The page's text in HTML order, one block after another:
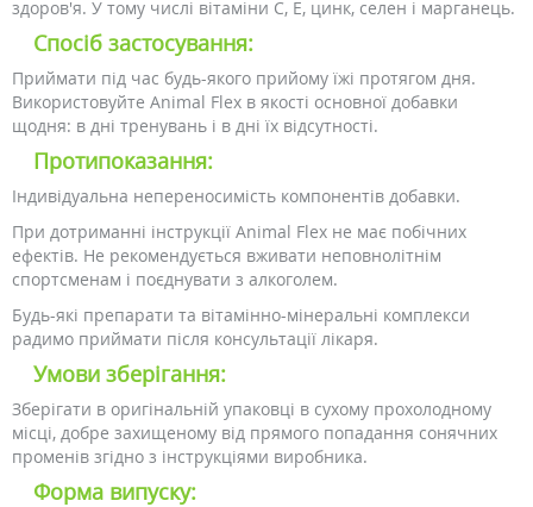
здоров'я. У тому числі вітаміни C, E, цинк, селен і марганець.
Спосіб застосування:
Приймати під час будь-якого прийому їжі протягом дня.
Використовуйте Animal Flex в якості основної добавки
щодня: в дні тренувань і в дні їх відсутності.
Протипоказання:
Індивідуальна непереносимість компонентів добавки.
При дотриманні інструкції Animal Flex не має побічних
ефектів. Не рекомендується вживати неповнолітнім
спортсменам і поєднувати з алкоголем.
Будь-які препарати та вітамінно-мінеральні комплекси
радимо приймати після консультації лікаря.
Умови зберігання:
Зберігати в оригінальній упаковці в сухому прохолодному
місці, добре захищеному від прямого попадання сонячних
променів згідно з інструкціями виробника.
Форма випуску: